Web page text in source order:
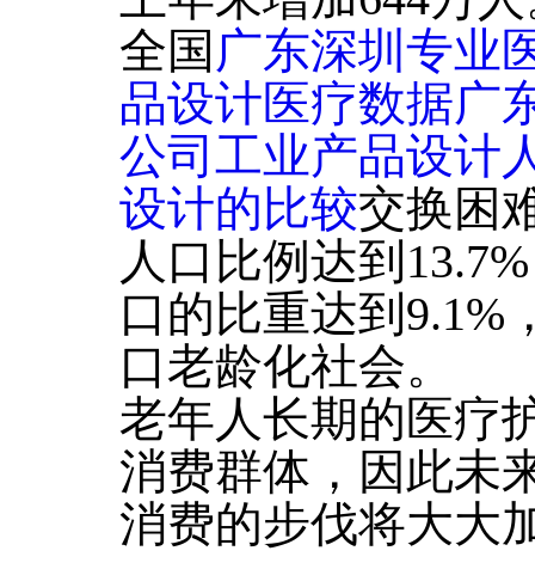
全国 广东深圳专业
品设计医疗数据广
公司工业产品设计
设计的比较交换困
人口比例达到
口的比重达到9.1%
口老龄化社会。
老年人长期的医疗
消费群体，因此未
消费的步伐将大大